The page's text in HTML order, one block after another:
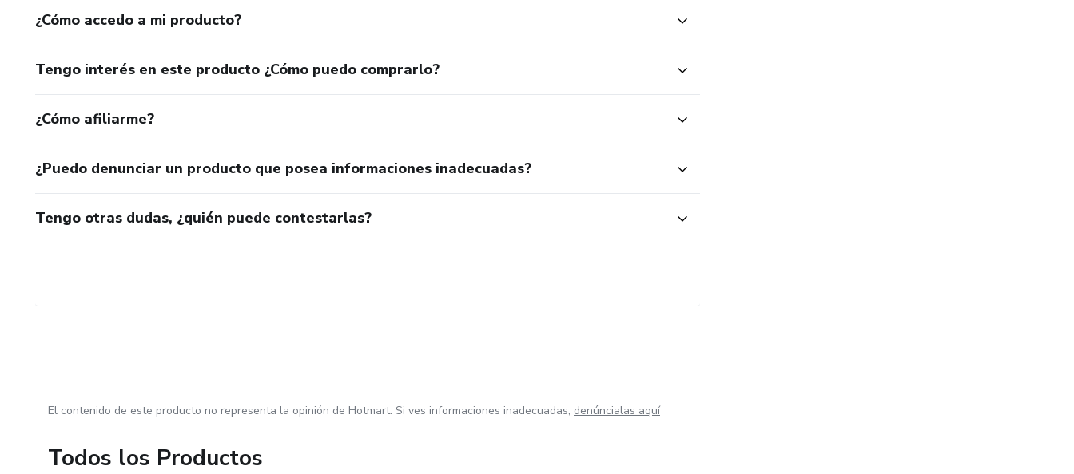
¿Cómo accedo a mi producto?
Tengo interés en este producto ¿Cómo puedo comprarlo?
¿Cómo afiliarme?
¿Puedo denunciar un producto que posea informaciones inadecuadas?
Tengo otras dudas, ¿quién puede contestarlas?
El contenido de este producto no representa la opinión de Hotmart. Si ves informaciones inadecuadas, denúncialas aquí
Todos los Productos